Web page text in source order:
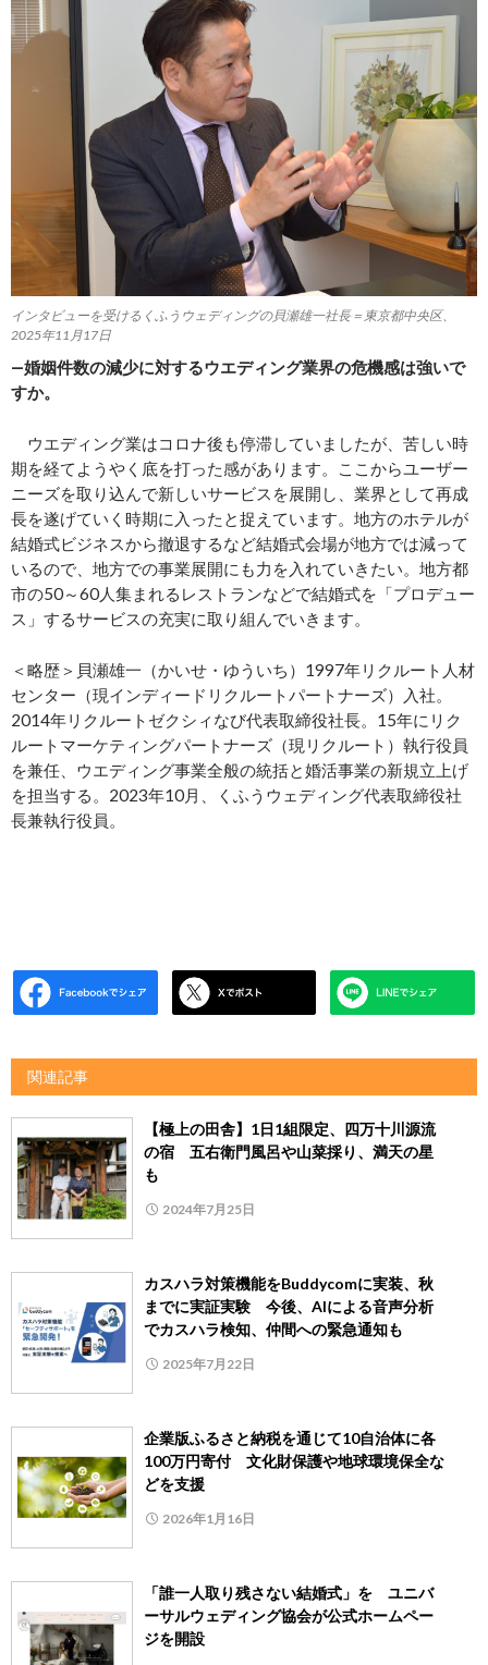
インタビューを受けるくふうウェディングの貝瀬雄一社長＝東京都中央区、
2025年11月17日
―婚姻件数の減少に対するウエディング業界の危機感は強いで
すか。
ウエディング業はコロナ後も停滞していましたが、苦しい時
期を経てようやく底を打った感があります。ここからユーザー
ニーズを取り込んで新しいサービスを展開し、業界として再成
長を遂げていく時期に入ったと捉えています。地方のホテルが
結婚式ビジネスから撤退するなど結婚式会場が地方では減って
いるので、地方での事業展開にも力を入れていきたい。地方都
市の50～60人集まれるレストランなどで結婚式を「プロデュー
ス」するサービスの充実に取り組んでいきます。
＜略歴＞貝瀬雄一（かいせ・ゆういち）1997年リクルート人材
センター（現インディードリクルートパートナーズ）入社。
2014年リクルートゼクシィなび代表取締役社長。15年にリク
ルートマーケティングパートナーズ（現リクルート）執行役員
を兼任、ウエディング事業全般の統括と婚活事業の新規立上げ
を担当する。2023年10月、くふうウェディング代表取締役社
長兼執行役員。
関連記事
【極上の田舎】1日1組限定、四万十川源流
の宿 五右衛門風呂や山菜採り、満天の星
も
2024年7月25日
カスハラ対策機能をBuddycomに実装、秋
までに実証実験 今後、AIによる音声分析
でカスハラ検知、仲間への緊急通知も
2025年7月22日
企業版ふるさと納税を通じて10自治体に各
100万円寄付 文化財保護や地球環境保全な
どを支援
2026年1月16日
「誰一人取り残さない結婚式」を ユニバ
ーサルウェディング協会が公式ホームペー
ジを開設